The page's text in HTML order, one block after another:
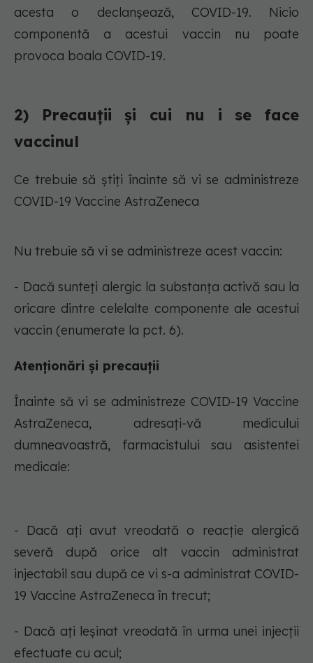
acesta o declanșează, COVID-19. Nicio
componentă a acestui vaccin nu poate
provoca boala COVID-19.
2) Precauții și cui nu i se face
vaccinul
Ce trebuie să știți înainte să vi se administreze
COVID-19 Vaccine AstraZeneca
Nu trebuie să vi se administreze acest vaccin:
- Dacă sunteți alergic la substanța activă sau la
oricare dintre celelalte componente ale acestui
vaccin (enumerate la pct. 6).
Atenționări și precauții
Înainte să vi se administreze COVID-19 Vaccine
AstraZeneca, adresați-vă medicului
dumneavoastră, farmacistului sau asistentei
medicale:
- Dacă ați avut vreodată o reacție alergică
severă după orice alt vaccin administrat
injectabil sau după ce vi s-a administrat COVID-
19 Vaccine AstraZeneca în trecut;
- Dacă ați leșinat vreodată în urma unei injecții
efectuate cu acul;